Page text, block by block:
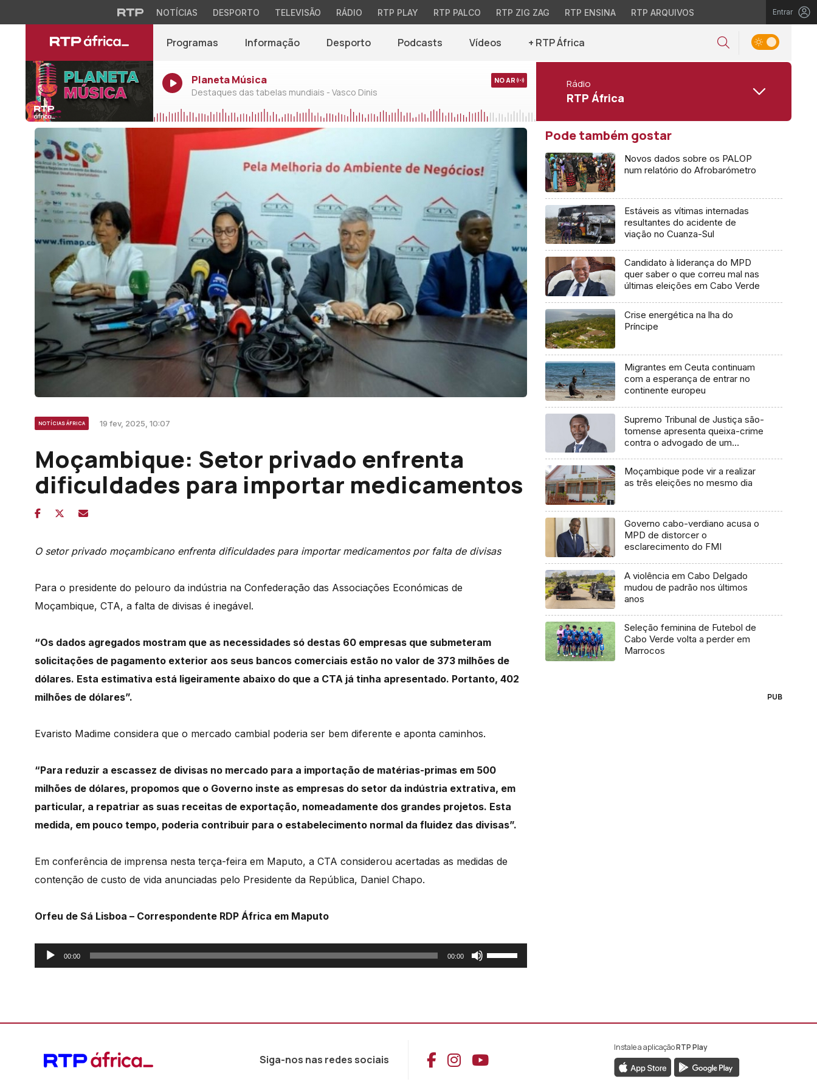
NOTÍCIAS DESPORTO TELEVISÃO RÁDIO RTP PLAY RTP PALCO RTP ZIG ZAG RTP ENSINA RTP ARQUIVOS Entrar
Programas Informação Desporto Podcasts Vídeos + RTP África
Planeta Música
Destaques das tabelas mundiais - Vasco Dinis
NO AR Rádio
RTP África
NOTÍCIAS ÁFRICA 19 fev, 2025, 10:07
Moçambique: Setor privado enfrenta
dificuldades para importar medicamentos
O setor privado moçambicano enfrenta dificuldades para importar medicamentos por falta de divisas
Para o presidente do pelouro da indústria na Confederação das Associações Económicas de
Moçambique, CTA, a falta de divisas é inegável.
“Os dados agregados mostram que as necessidades só destas 60 empresas que submeteram
solicitações de pagamento exterior aos seus bancos comerciais estão no valor de 373 milhões de
dólares. Esta estimativa está ligeiramente abaixo do que a CTA já tinha apresentado. Portanto, 402
milhões de dólares”.
Evaristo Madime considera que o mercado cambial poderia ser bem diferente e aponta caminhos.
“Para reduzir a escassez de divisas no mercado para a importação de matérias-primas em 500
milhões de dólares, propomos que o Governo inste as empresas do setor da indústria extrativa, em
particular, a repatriar as suas receitas de exportação, nomeadamente dos grandes projetos. Esta
medida, em pouco tempo, poderia contribuir para o estabelecimento normal da fluidez das divisas”.
Em conferência de imprensa nesta terça-feira em Maputo, a CTA considerou acertadas as medidas de
contenção de custo de vida anunciadas pelo Presidente da República, Daniel Chapo.
Orfeu de Sá Lisboa – Correspondente RDP África em Maputo
Reprodutor
de
00:00 00:00
Use
as
para
ou
Pode também gostar
Novos dados sobre os PALOP
num relatório do Afrobarómetro
Estáveis as vítimas internadas
resultantes do acidente de
viação no Cuanza-Sul
Candidato à liderança do MPD
quer saber o que correu mal nas
últimas eleições em Cabo Verde
Crise energética na lha do
Príncipe
Migrantes em Ceuta continuam
com a esperança de entrar no
continente europeu
Supremo Tribunal de Justiça são-
tomense apresenta queixa-crime
contra o advogado de um
Moçambique pode vir a realizar
as três eleições no mesmo dia
Governo cabo-verdiano acusa o
MPD de distorcer o
esclarecimento do FMI
A violência em Cabo Delgado
mudou de padrão nos últimos
anos
Seleção feminina de Futebol de
Cabo Verde volta a perder em
Marrocos
PUB
Siga-nos nas redes sociais Aceder ao Facebook da RTP África
Aceder ao Instagram da RTP África
Aceder ao YouTube da RTP África
Instale a aplicaçãoRTP Play